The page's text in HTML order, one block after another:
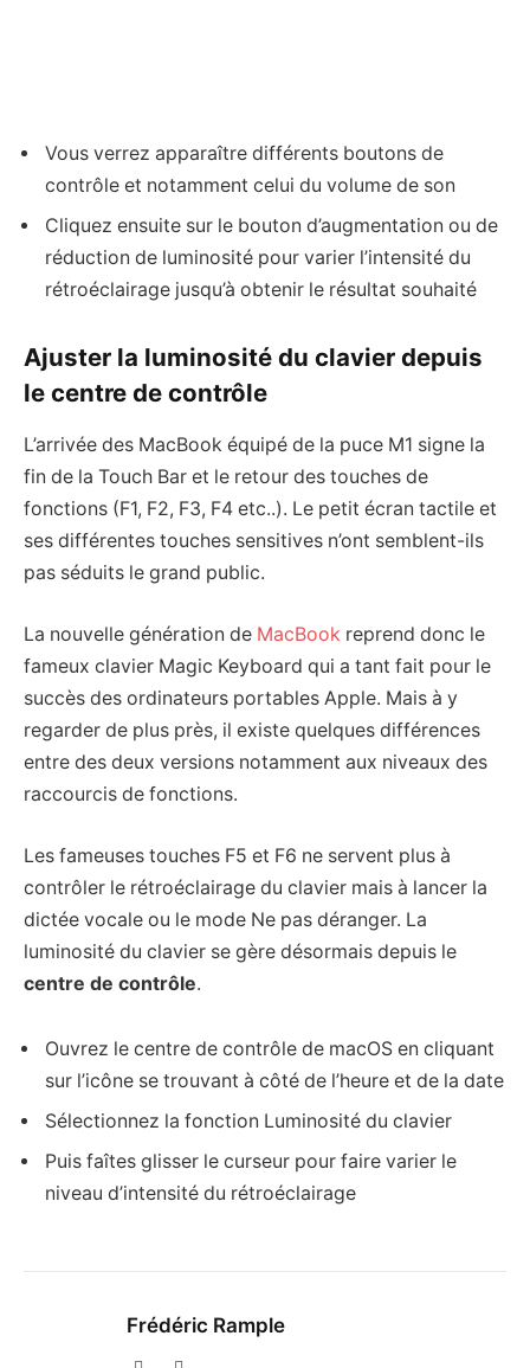
Vous verrez apparaître différents boutons de
contrôle et notamment celui du volume de son
Cliquez ensuite sur le bouton d’augmentation ou de
réduction de luminosité pour varier l’intensité du
rétroéclairage jusqu’à obtenir le résultat souhaité
Ajuster la luminosité du clavier depuis
le centre de contrôle
L’arrivée des MacBook équipé de la puce M1 signe la
fin de la Touch Bar et le retour des touches de
fonctions (F1, F2, F3, F4 etc..). Le petit écran tactile et
ses différentes touches sensitives n’ont semblent-ils
pas séduits le grand public.
La nouvelle génération de MacBook reprend donc le
fameux clavier Magic Keyboard qui a tant fait pour le
succès des ordinateurs portables Apple. Mais à y
regarder de plus près, il existe quelques différences
entre des deux versions notamment aux niveaux des
raccourcis de fonctions.
Les fameuses touches F5 et F6 ne servent plus à
contrôler le rétroéclairage du clavier mais à lancer la
dictée vocale ou le mode Ne pas déranger. La
luminosité du clavier se gère désormais depuis le
centre de contrôle.
Ouvrez le centre de contrôle de macOS en cliquant
sur l’icône se trouvant à côté de l’heure et de la date
Sélectionnez la fonction Luminosité du clavier
Puis faîtes glisser le curseur pour faire varier le
niveau d’intensité du rétroéclairage
Frédéric Rample